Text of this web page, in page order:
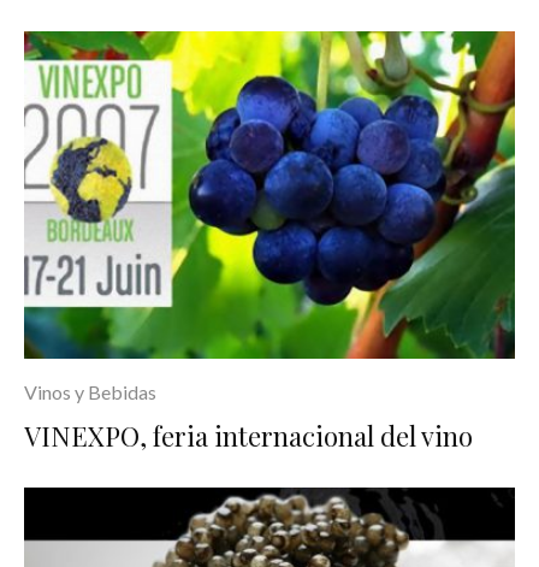
Vinos y Bebidas
VINEXPO, feria internacional del vino